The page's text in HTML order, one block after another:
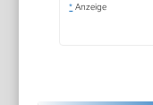
* Anzeige